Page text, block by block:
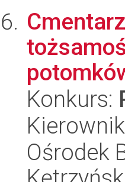
Konkurs:
Ośrodek